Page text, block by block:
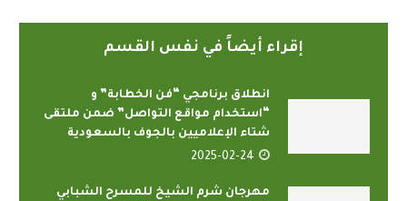
إقراء أيضاً في نفس القسم
انطلاق برنامجي “فن الخطابة” و
“استخدام مواقع التواصل” ضمن ملتقى
شتاء الإعلاميين بالجوف بالسعودية
2025-02-24
مهرجان شرم الشيخ للمسرح الشبابي